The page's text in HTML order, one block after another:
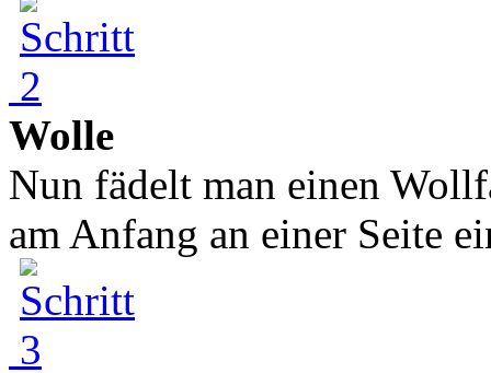
Wolle
Nun fädelt man einen
am Anfang an einer Seite